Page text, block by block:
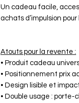
Un cadeau facile,
achats d’impulsion
Atouts pour la revente :
• Produit cadeau
• Positionnement prix
• Design lisible et
• Double usage : porte-